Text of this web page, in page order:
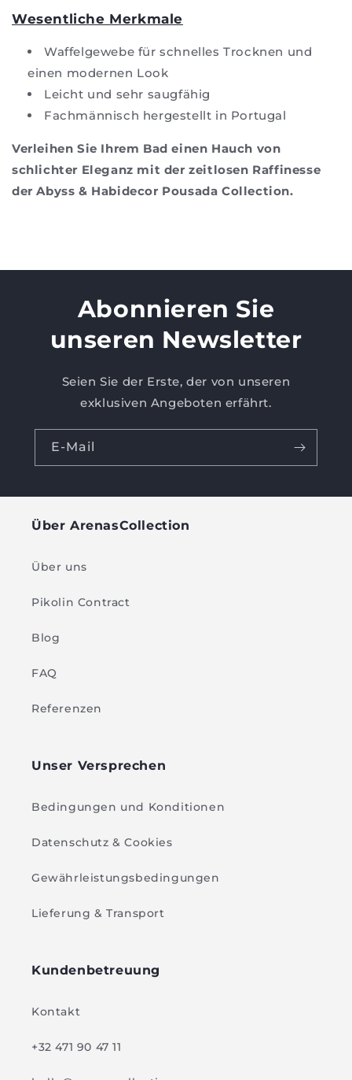
Wesentliche Merkmale
Waffelgewebe für schnelles Trocknen und
einen modernen Look
Leicht und sehr saugfähig
Fachmännisch hergestellt in Portugal
Verleihen Sie Ihrem Bad einen Hauch von
schlichter Eleganz mit der zeitlosen Raffinesse
der Abyss & Habidecor Pousada Collection.
Abonnieren Sie
unseren Newsletter
Seien Sie der Erste, der von unseren
exklusiven Angeboten erfährt.
E-Mail
Über ArenasCollection
Über uns
Pikolin Contract
Blog
FAQ
Referenzen
Unser Versprechen
Bedingungen und Konditionen
Datenschutz & Cookies
Gewährleistungsbedingungen
Lieferung & Transport
Kundenbetreuung
Kontakt
+32 471 90 47 11